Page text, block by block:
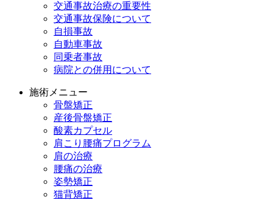
交通事故治療の重要性
交通事故保険について
自損事故
自動車事故
同乗者事故
病院との併用について
施術メニュー
骨盤矯正
産後骨盤矯正
酸素カプセル
肩こり腰痛プログラム
肩の治療
腰痛の治療
姿勢矯正
猫背矯正